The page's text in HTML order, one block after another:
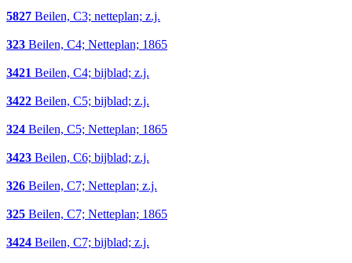
5827 Beilen, C3; netteplan; z.j.
323 Beilen, C4; Netteplan; 1865
3421 Beilen, C4; bijblad; z.j.
3422 Beilen, C5; bijblad; z.j.
324 Beilen, C5; Netteplan; 1865
3423 Beilen, C6; bijblad; z.j.
326 Beilen, C7; Netteplan; z.j.
325 Beilen, C7; Netteplan; 1865
3424 Beilen, C7; bijblad; z.j.